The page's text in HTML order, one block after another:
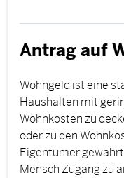
Antrag auf
Wohngeld ist eine
Haushalten mit
Wohnkosten zu
oder zu den
Eigentümer
Mensch Zugang zu